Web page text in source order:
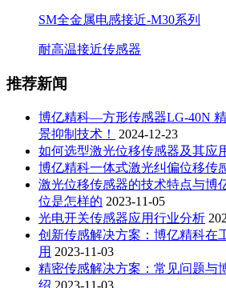
SM全金属电感接近-M30系列
耐高温接近传感器
推荐新闻
博亿精科—方形传感器LG-40N
景抑制技术！
2024-12-23
如何选型激光位移传感器及其应
博亿精科一体式激光纠偏位移传
激光位移传感器的技术特点与博
位是怎样的 2023-11-05
光电开关传感器应用行业分析
创新传感解决方案：博亿精科在
用 2023-11-03
精密传感解决方案：常见问题与
绍 2023-11-03